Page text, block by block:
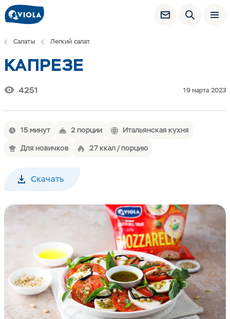
Салаты Легкий салат
КАПРЕЗЕ
4251 19 марта 2023
15 минут 2 порции
Итальянская кухня
Для новичков
27 ккал / порцию
Скачать